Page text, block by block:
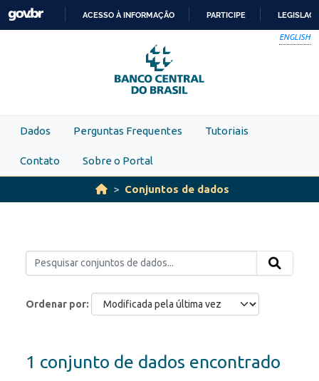
Skip to main content
PARA
O
CONTEÚDO
ACESSO À INFORMAÇÃO PARTICIPE
ENGLISH
Dados Perguntas Frequentes Tutoriais
Contato Sobre o Portal
Conjuntos de dados
Ordenar por
1 conjunto de dados encontrado